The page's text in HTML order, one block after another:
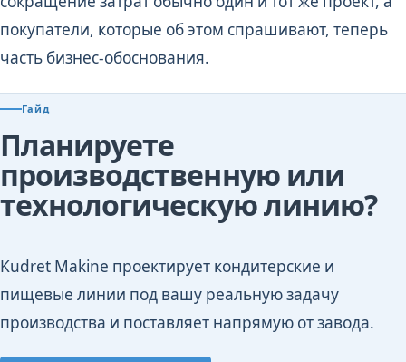
покупатели, которые об этом спрашивают, теперь
часть бизнес-обоснования.
Гайд
Планируете
производственную или
технологическую линию?
Kudret Makine проектирует кондитерские и
пищевые линии под вашу реальную задачу
производства и поставляет напрямую от завода.